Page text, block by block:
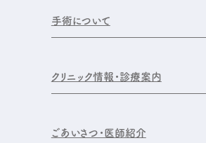
手術について
クリニック情報・診療案内
ごあいさつ・医師紹介